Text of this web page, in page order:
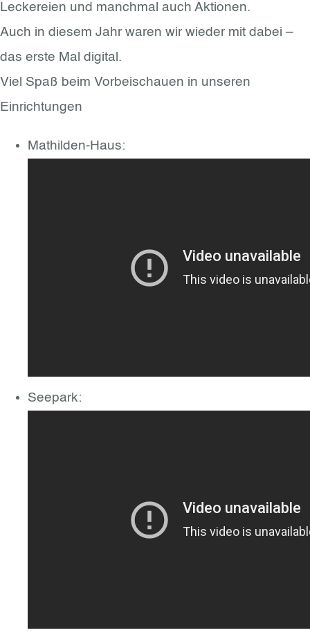
Leckereien und manchmal auch Aktionen.
Auch in diesem Jahr waren wir wieder mit dabei –
das erste Mal digital.
Viel Spaß beim Vorbeischauen in unseren
Einrichtungen
Mathilden-Haus:
Seepark: